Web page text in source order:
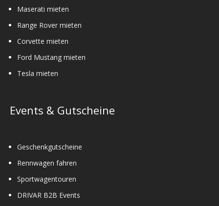
Maserati mieten
Range Rover mieten
Corvette mieten
Ford Mustang mieten
Tesla mieten
Events & Gutscheine
Geschenkgutscheine
Rennwagen fahren
Sportwagentouren
DRIVAR B2B Events